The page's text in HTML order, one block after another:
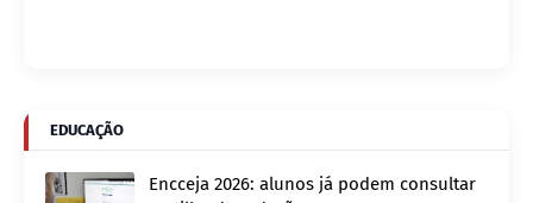
EDUCAÇÃO
Encceja 2026: alunos já podem consultar